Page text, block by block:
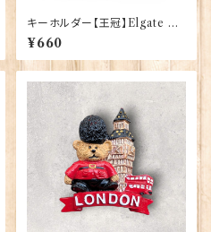
キーホルダー【王冠】Elgate Pr
oducts 90021-F（64832）
¥660